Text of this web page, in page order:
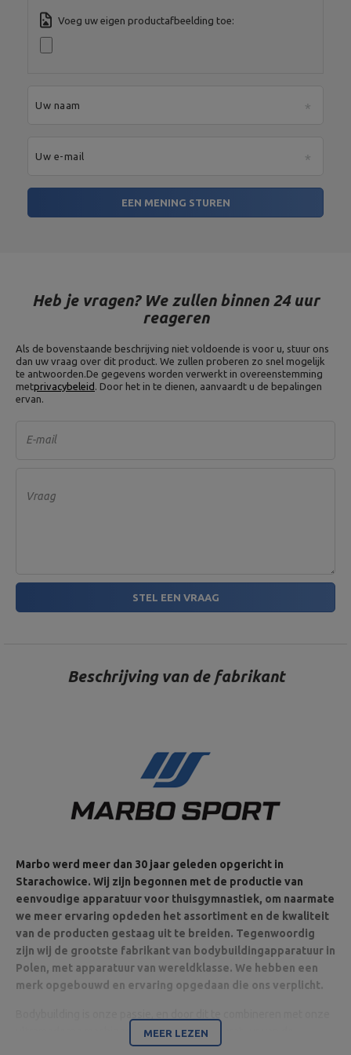
Voeg uw eigen productafbeelding toe:
Uw naam
Uw e-mail
EEN MENING STUREN
Heb je vragen? We zullen binnen 24 uur
reageren
Als de bovenstaande beschrijving niet voldoende is voor u, stuur ons
dan uw vraag over dit product. We zullen proberen zo snel mogelijk
te antwoorden.De gegevens worden verwerkt in overeenstemming
metprivacybeleid . Door het in te dienen, aanvaardt u de bepalingen
ervan.
E-mail
Vraag
STEL EEN VRAAG
Beschrijving van de fabrikant
Marbo werd meer dan 30 jaar geleden opgericht in
Starachowice. Wij zijn begonnen met de productie van
eenvoudige apparatuur voor thuisgymnastiek, om naarmate
we meer ervaring opdeden het assortiment en de kwaliteit
van de producten gestaag uit te breiden. Tegenwoordig
zijn wij de grootste fabrikant van bodybuildingapparatuur in
Polen, met apparatuur van wereldklasse. We hebben een
merk opgebouwd en ervaring opgedaan die ons verplicht.
ultramoderne machines zijn wij in staat apparatuur van de
hoogste kwaliteit te leveren, gemaakt met aandacht voor detail
MEER LEZEN